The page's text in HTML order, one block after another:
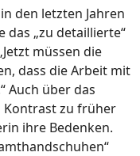
den letzten Jahren
das „zu detaillierte“
müssen die
dass die Arbeit mit
Auch über das
Kontrast zu früher
ihre Bedenken.